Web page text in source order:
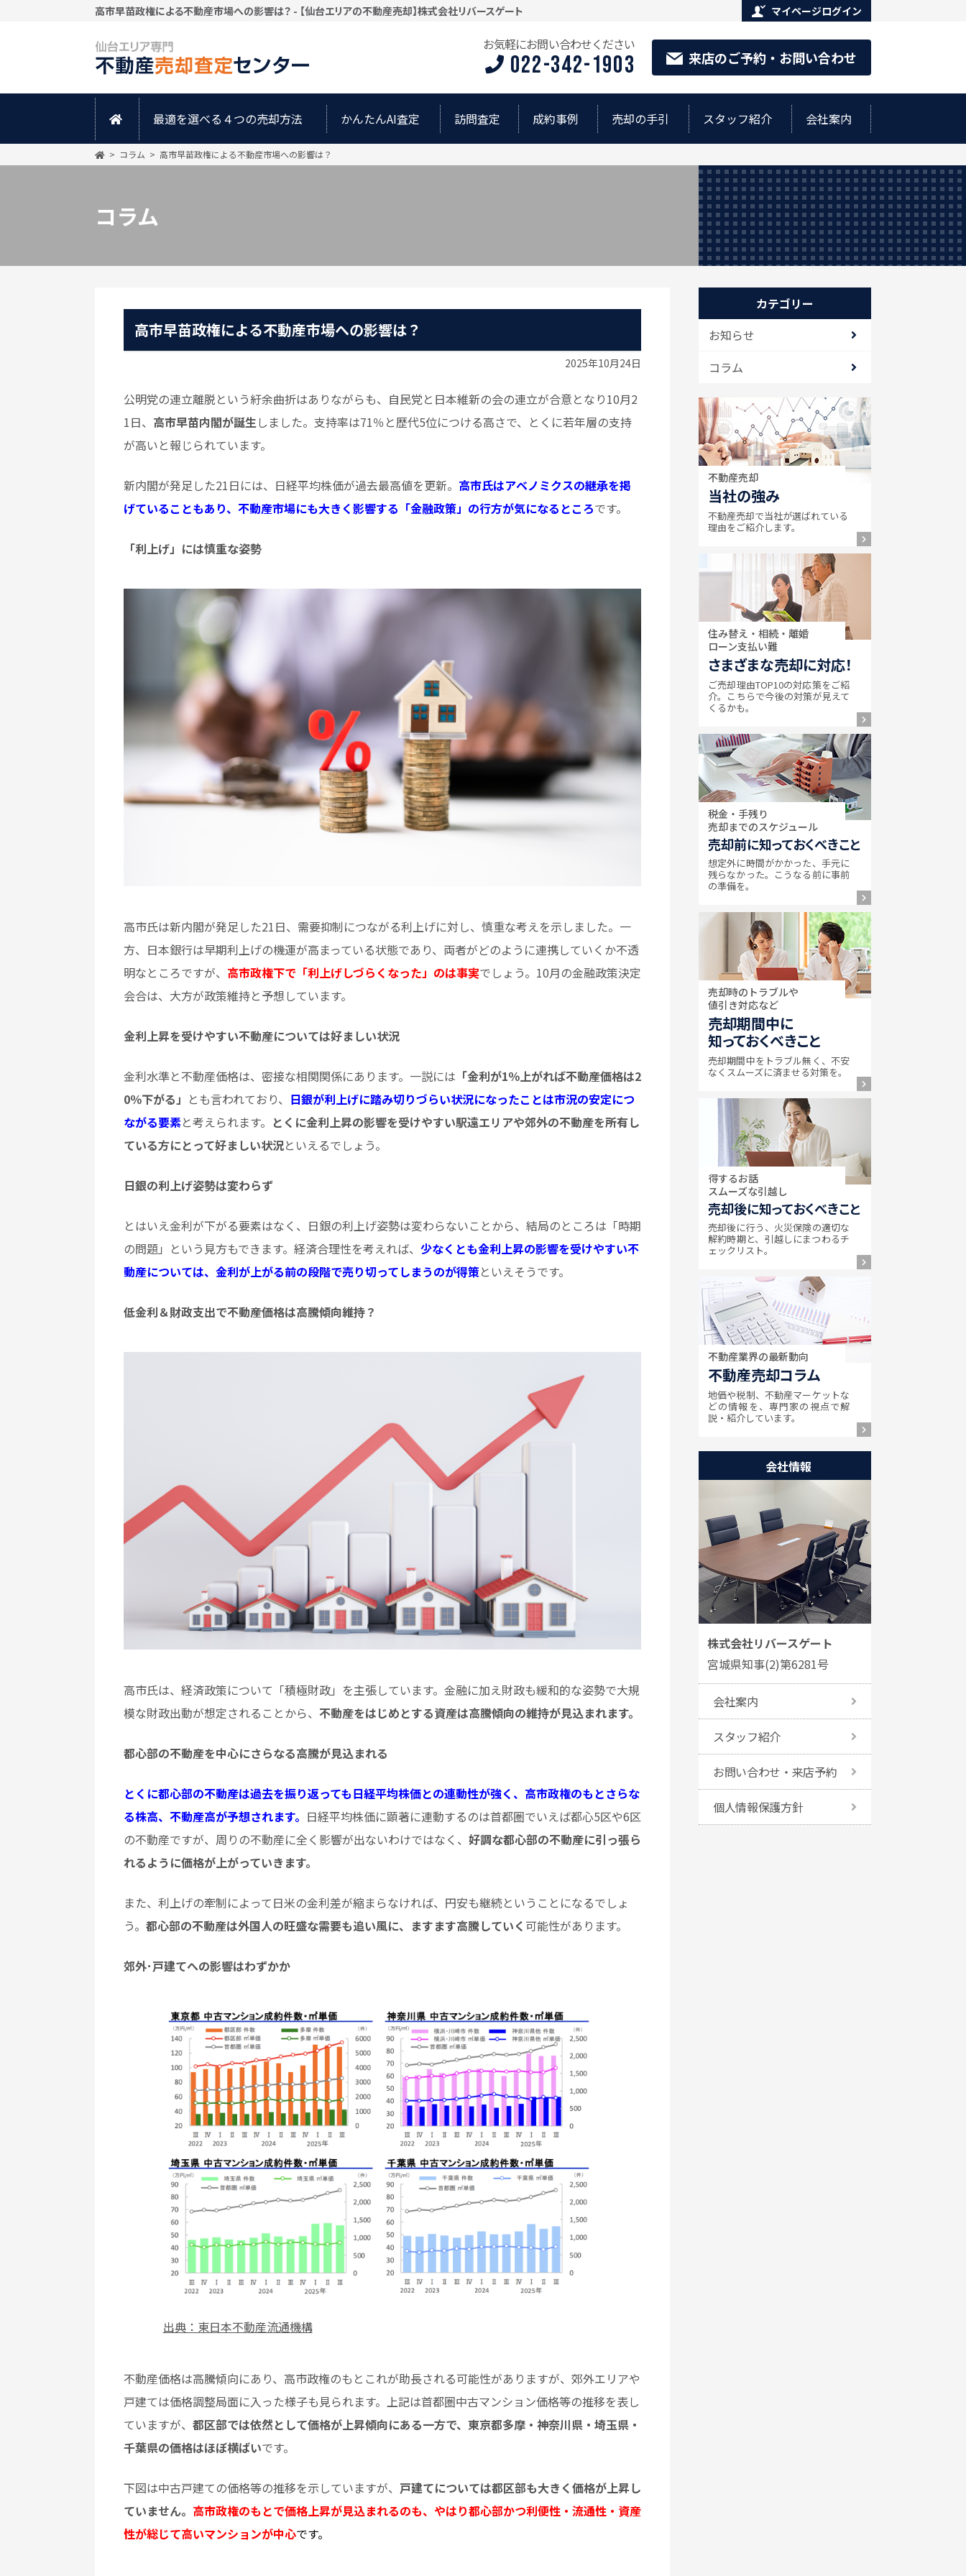
高市早苗政権による不動産市場への影響は？ - 【仙台エリアの不動産売却】株式会社リバースゲート マイページログイン
お気軽にお問い合わせください
022-342-1903 来店のご予約・お問い合わせ
最適を選べる４つの売却方法 かんたんAI査定 訪問査定 成約事例 売却の手引 スタッフ紹介 会社案内
コラム 高市早苗政権による不動産市場への影響は？
コラム
高市早苗政権による不動産市場への影響は？
2025年10月24日
公明党の連立離脱という紆余曲折はありながらも、自民党と日本維新の会の連立が合意となり10月2
1日、 高市早苗内閣が誕生しました。支持率は71％と歴代5位につける高さで、とくに若年層の支持
が高いと報じられています。
新内閣が発足した21日には、日経平均株価が過去最高値を更新。 高市氏はアベノミクスの継承を掲
げていることもあり、不動産市場にも大きく影響する「金融政策」の行方が気になるところです。
「利上げ」には慎重な姿勢
高市氏は新内閣が発足した21日、需要抑制につながる利上げに対し、慎重な考えを示しました。一
方、日本銀行は早期利上げの機運が高まっている状態であり、両者がどのように連携していくか不透
明なところですが、 高市政権下で「利上げしづらくなった」のは事実でしょう。10月の金融政策決定
会合は、大方が政策維持と予想しています。
金利上昇を受けやすい不動産については好ましい状況
金利水準と不動産価格は、密接な相関関係にあります。一説には 「金利が1％上がれば不動産価格は2
0％下がる」 とも言われており、 日銀が利上げに踏み切りづらい状況になったことは市況の安定につ
ながる要素と考えられます。 とくに金利上昇の影響を受けやすい駅遠エリアや郊外の不動産を所有し
ている方にとって好ましい状況といえるでしょう。
日銀の利上げ姿勢は変わらず
とはいえ金利が下がる要素はなく、日銀の利上げ姿勢は変わらないことから、結局のところは「時期
の問題」という見方もできます。経済合理性を考えれば、 少なくとも金利上昇の影響を受けやすい不
動産については、金利が上がる前の段階で売り切ってしまうのが得策といえそうです。
低金利＆財政支出で不動産価格は高騰傾向維持？
高市氏は、経済政策について「積極財政」を主張しています。金融に加え財政も緩和的な姿勢で大規
模な財政出動が想定されることから、 不動産をはじめとする資産は高騰傾向の維持が見込まれます。
都心部の不動産を中心にさらなる高騰が見込まれる
とくに都心部の不動産は過去を振り返っても日経平均株価との連動性が強く、高市政権のもとさらな
る株高、不動産高が予想されます。 日経平均株価に顕著に連動するのは首都圏でいえば都心5区や6区
の不動産ですが、周りの不動産に全く影響が出ないわけではなく、 好調な都心部の不動産に引っ張ら
れるように価格が上がっていきます。
また、利上げの牽制によって日米の金利差が縮まらなければ、円安も継続ということになるでしょ
う。 都心部の不動産は外国人の旺盛な需要も追い風に、ますます高騰していく 可能性があります。
郊外･戸建てへの影響はわずかか
出典：東日本不動産流通機構
不動産価格は高騰傾向にあり、高市政権のもとこれが助長される可能性がありますが、郊外エリアや
戸建ては価格調整局面に入った様子も見られます。上記は首都圏中古マンション価格等の推移を表し
ていますが、 都区部では依然として価格が上昇傾向にある一方で、東京都多摩・神奈川県・埼玉県・
千葉県の価格はほぼ横ばいです。
下図は中古戸建ての価格等の推移を示していますが、 戸建てについては都区部も大きく価格が上昇し
ていません。 高市政権のもとで価格上昇が見込まれるのも、やはり都心部かつ利便性・流通性・資産
性が総じて高いマンションが中心です。
カテゴリー
お知らせ
コラム
不動産売却
当社の強み
不動産売却で当社が選ばれている
理由をご紹介します。
住み替え・相続・離婚
ローン支払い難
さまざまな売却に対応！
ご売却理由TOP10の対応策をご紹
介。こちらで今後の対策が見えて
くるかも。
税金・手残り
売却までのスケジュール
売却前に知っておくべきこと
想定外に時間がかかった、手元に
残らなかった。こうなる前に事前
の準備を。
売却時のトラブルや
値引き対応など
売却期間中に
知っておくべきこと
売却期間中をトラブル無く、不安
なくスムーズに済ませる対策を。
得するお話
スムーズな引越し
売却後に知っておくべきこと
売却後に行う、火災保険の適切な
解約時期と、引越しにまつわるチ
ェックリスト。
不動産業界の最新動向
不動産売却コラム
地価や税制、不動産マーケットな
どの情報を、専門家の視点で解
説・紹介しています。
会社情報
株式会社リバースゲート
宮城県知事(2)第6281号
会社案内
スタッフ紹介
お問い合わせ・来店予約
個人情報保護方針